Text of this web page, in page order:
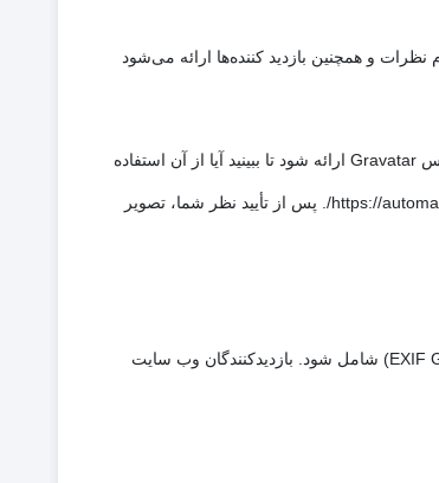
و همچنین بازدید کننده‌ها ارائه می‌شود
یک رشته ناشناس ایجاد شده از آدرس ایمیل شما (همچنین هش نامیده می‌شود) ممکن است به سرویس Gravatar ارائه شود تا ببینید آیا از آن استفاده
می‌کنید. سیاست حفظ حریم خصوصی خدمات Gravatar در اینجا در دسترس است: https://automattic.com/privacy/. پس از تأیید نظر شما، تصویر
اگر تصاویر را به وبسایت آپلود کنید، نباید آپلود تصاویر با داده‌های مکان جغرافیایی (EXIF GPS) شامل شود. بازدیدکنندگان وب سایت